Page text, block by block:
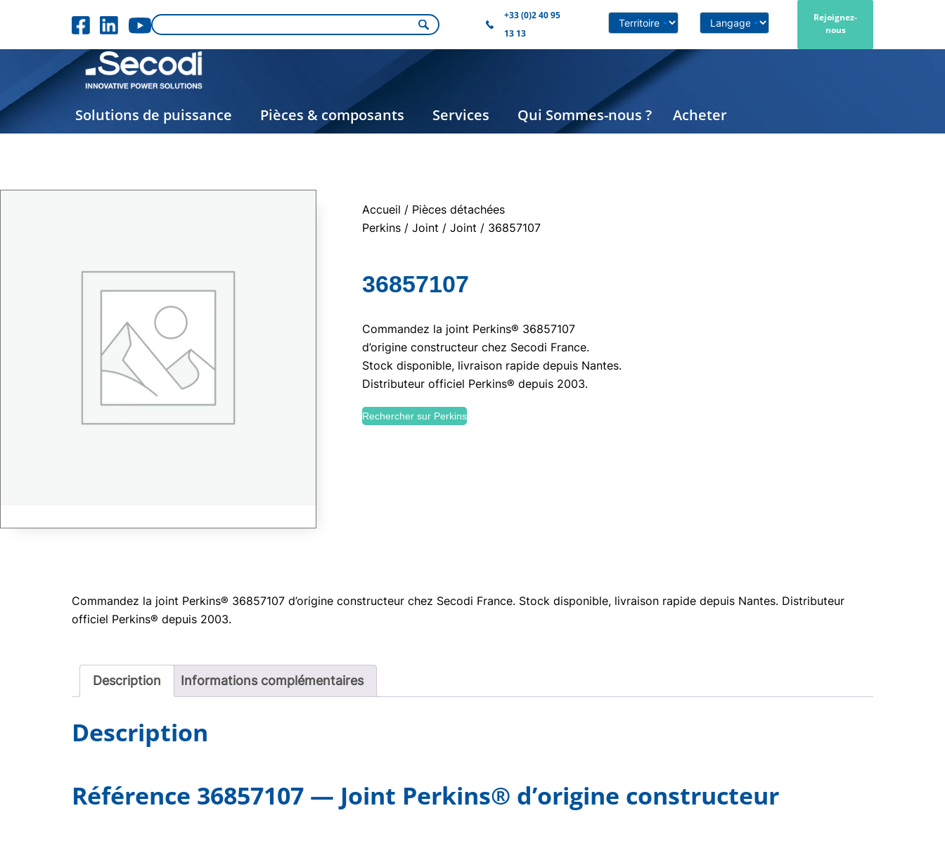
+33 (0)2 40 95
13 13
Rejoignez-
nous
Solutions de puissance Pièces & composants Services Qui Sommes-nous ? Acheter
Accueil / Pièces détachées
Perkins / Joint / Joint / 36857107
36857107
Commandez la joint Perkins® 36857107
d’origine constructeur chez Secodi France.
Stock disponible, livraison rapide depuis Nantes.
Distributeur officiel Perkins® depuis 2003.
Rechercher sur Perkins
Commandez la joint Perkins® 36857107 d’origine constructeur chez Secodi France. Stock disponible, livraison rapide depuis Nantes. Distributeur
officiel Perkins® depuis 2003.
Description Informations complémentaires
Description
Référence 36857107 — Joint Perkins® d’origine constructeur